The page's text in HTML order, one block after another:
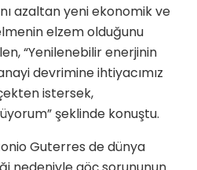
azaltan yeni ekonomik ve
elzem olduğunu
“Yenilenebilir enerjinin
devrimine ihtiyacımız
istersek,
şeklinde konuştu.
Guterres de dünya